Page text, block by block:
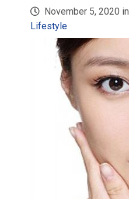
November 5, 2020 in
Lifestyle